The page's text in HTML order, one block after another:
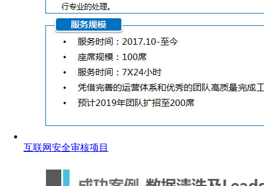
互联网安全审核项目